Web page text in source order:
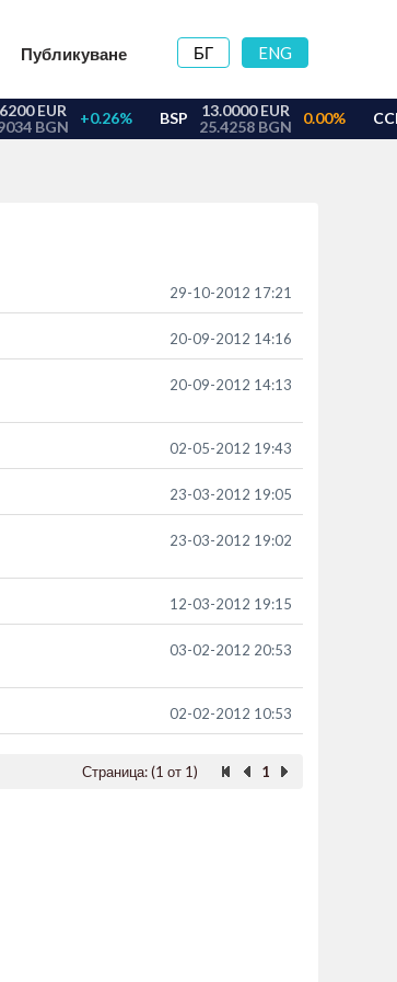
БГ ENG
Публикуване
29-10-2012 17:21
20-09-2012 14:16
20-09-2012 14:13
02-05-2012 19:43
23-03-2012 19:05
23-03-2012 19:02
12-03-2012 19:15
03-02-2012 20:53
02-02-2012 10:53
Страница: (1 от 1) 1